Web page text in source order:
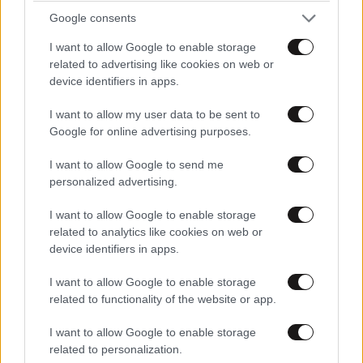
Google consents
I want to allow Google to enable storage
related to advertising like cookies on web or
device identifiers in apps.
I want to allow my user data to be sent to
Google for online advertising purposes.
I want to allow Google to send me
personalized advertising.
I want to allow Google to enable storage
related to analytics like cookies on web or
device identifiers in apps.
I want to allow Google to enable storage
related to functionality of the website or app.
I want to allow Google to enable storage
related to personalization.
ΠΡΟΣΘΗΚΗ
giannis alex 18·03·2015 16:56
Πρώτη φορά αχρηστερά.